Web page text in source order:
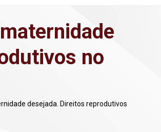
no
desejada. Direitos reprodutivos